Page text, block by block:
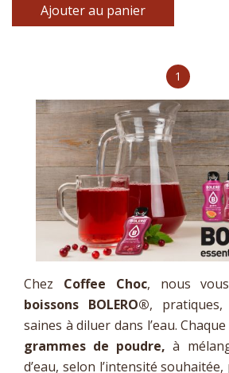
Ajouter au panier
1
Chez Coffee Choc, nous
boissons BOLERO®, pratiques,
saines à diluer dans l’eau.
grammes de poudre, à
d’eau, selon l’intensité